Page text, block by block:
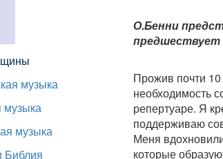
музыка
музыка
музыка
Библия
О.Бенни
предшествует
Прожив почти
необходимость
репертуаре. Я
поддерживаю
Меня
которые